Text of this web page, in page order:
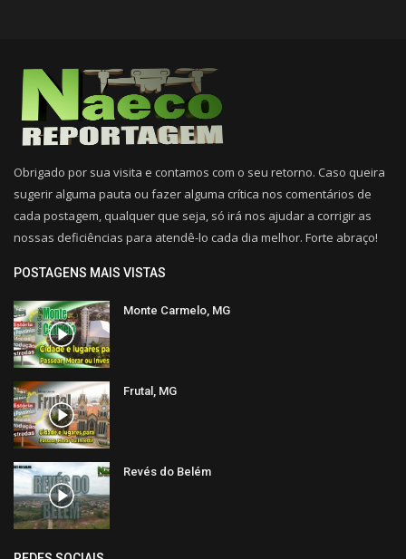
Obrigado por sua visita e contamos com o seu retorno. Caso queira
sugerir alguma pauta ou fazer alguma crítica nos comentários de
cada postagem, qualquer que seja, só irá nos ajudar a corrigir as
nossas deficiências para atendê-lo cada dia melhor. Forte abraço!
POSTAGENS MAIS VISTAS
Monte Carmelo, MG
Frutal, MG
Revés do Belém